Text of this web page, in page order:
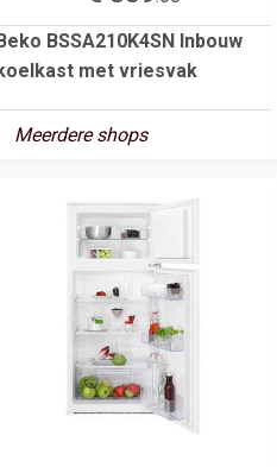
BSSA210K4SN Inbouw
met vriesvak
Meerdere shops